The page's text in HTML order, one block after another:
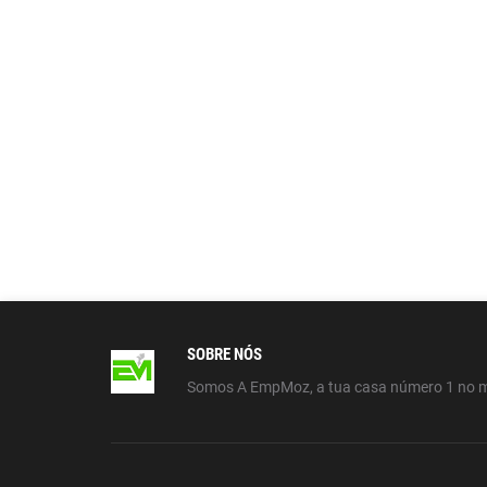
SOBRE NÓS
Somos A EmpMoz, a tua casa número 1 no